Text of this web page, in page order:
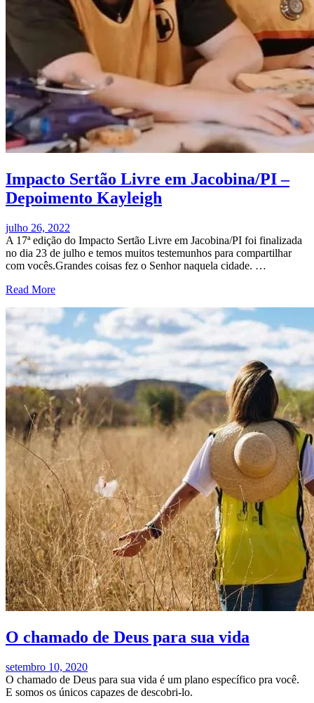
Impacto Sertão Livre em Jacobina/PI –
Depoimento Kayleigh
julho 26, 2022
A 17ª edição do Impacto Sertão Livre em Jacobina/PI foi finalizada
no dia 23 de julho e temos muitos testemunhos para compartilhar
com vocês.Grandes coisas fez o Senhor naquela cidade. …
Read More
O chamado de Deus para sua vida
setembro 10, 2020
O chamado de Deus para sua vida é um plano específico pra você.
E somos os únicos capazes de descobri-lo.